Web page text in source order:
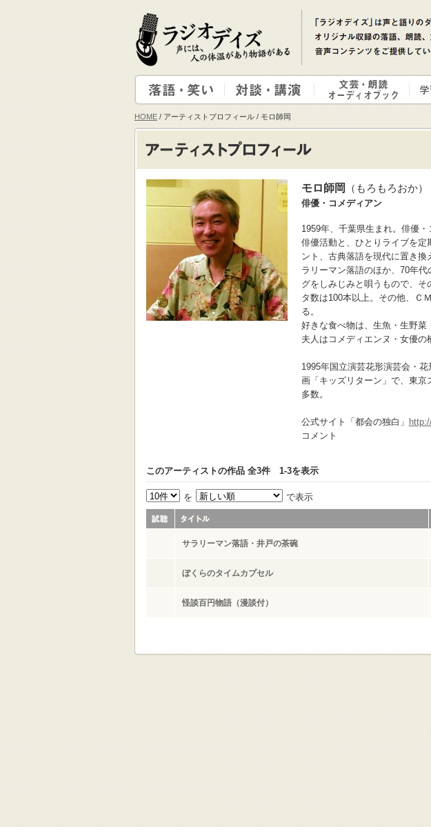
HOME / アーティストプロフィール / モロ師岡
モロ師岡 （もろもろおか）
俳優・コメディアン
1959年、千葉県生まれ。俳優・
俳優活動と、ひとりライブを定
ント、古典落語を現代に置き
ラリーマン落語のほか、70年
グをしみじみと唄うもので、
タ数は100本以上。その他、Ｃ
る。
好きな食べ物は、生魚・生野菜
夫人はコメディエンヌ・女優の
1995年国立演芸花形演芸会・
画「キッズリターン」で、東
多数。
公式サイト「都会の独白」
コメント
このアーティストの作品 全3件 1-3を表示
を で表示
サラリーマン落語・井戸の茶碗
ぼくらのタイムカプセル
怪談百円物語（漫談付）